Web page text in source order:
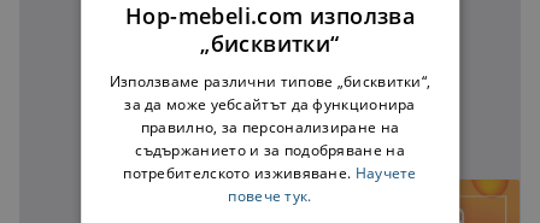
Hop-mebeli.com използва
„бисквитки“
Използваме различни типове „бисквитки“,
за да може уебсайтът да функционира
правилно, за персонализиране на
съдържанието и за подобряване на
потребителското изживяване. Научете
повече тук.